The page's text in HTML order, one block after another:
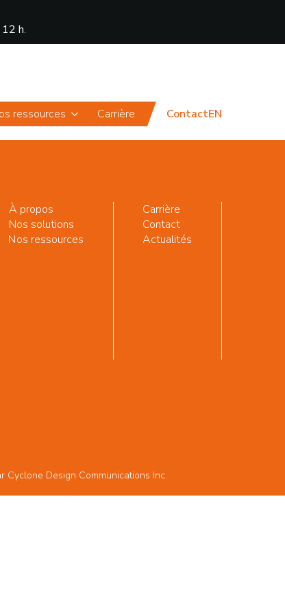
h.
ressources Carrière ContactEN
À propos
Nos solutions
Nos ressources
Carrière
Contact
Actualités
Cyclone Design Communications Inc.